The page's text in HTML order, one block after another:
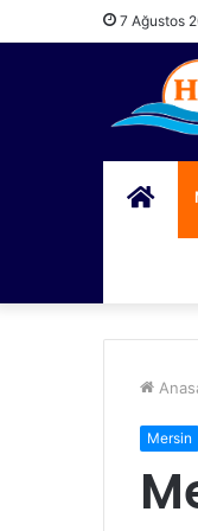
7 Ağustos
Mersin